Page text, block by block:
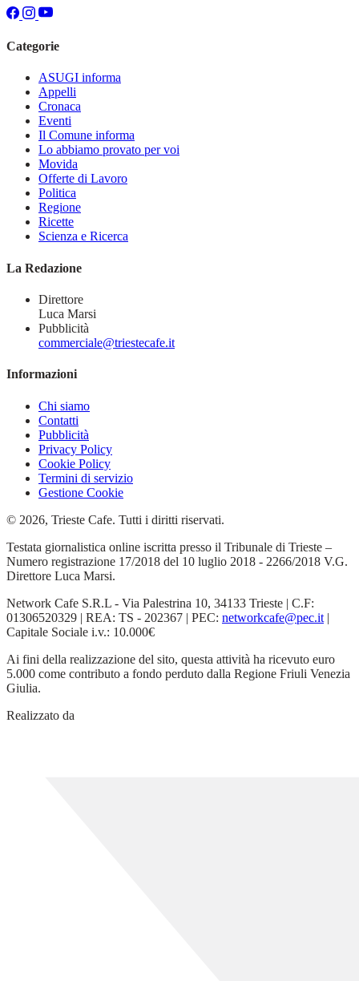
Categorie
ASUGI informa
Appelli
Cronaca
Eventi
Il Comune informa
Lo abbiamo provato per voi
Movida
Offerte di Lavoro
Politica
Regione
Ricette
Scienza e Ricerca
La Redazione
Direttore
Luca Marsi
Pubblicità
commerciale@triestecafe.it
Informazioni
Chi siamo
Contatti
Pubblicità
Privacy Policy
Cookie Policy
Termini di servizio
Gestione Cookie
© 2026, Trieste Cafe. Tutti i diritti riservati.
Testata giornalistica online iscritta presso il Tribunale di Trieste –
Numero registrazione 17/2018 del 10 luglio 2018 - 2266/2018 V.G.
Direttore Luca Marsi.
Network Cafe S.R.L - Via Palestrina 10, 34133 Trieste | C.F:
01306520329 | REA: TS - 202367 | PEC: networkcafe@pec.it |
Capitale Sociale i.v.: 10.000€
Ai fini della realizzazione del sito, questa attività ha ricevuto euro
5.000 come contributo a fondo perduto dalla Regione Friuli Venezia
Giulia.
Realizzato da